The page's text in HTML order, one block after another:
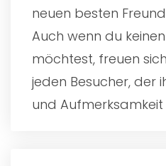
neuen besten
Auch wenn du
möchtest, freuen
jeden Besucher, der
und Aufmerksamkeit